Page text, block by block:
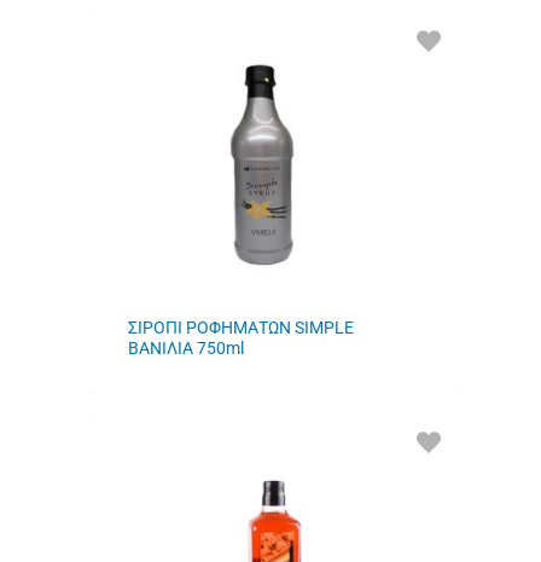
ΣΙΡΟΠΙ ΡΟΦΗΜΑΤΩΝ SIMPLE
ΒΑΝΙΛΙΑ 750ml
ΠΡΟΣΘΗΚΗ
ΠΡΟΣΘΗΚΗ